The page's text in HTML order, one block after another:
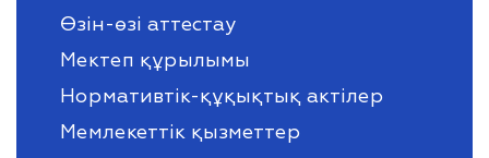
Өзін-өзі аттестау
Мектеп құрылымы
Нормативтік-құқықтық актілер
Мемлекеттік қызметтер